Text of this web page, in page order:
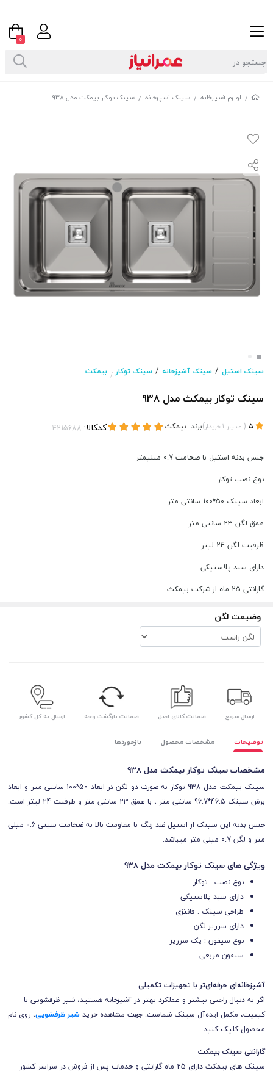
/ لوازم آشپزخانه / سینک آشپزخانه / سینک توکار بیمکث مدل 938
سینک استیل / سینک آشپزخانه / سینک توکار / بیمکث
سینک توکار بیمکث مدل 938
(امتیاز 1خریدار)برند: بیمکث کدکالا:
جنس بدنه استیل با ضخامت 0.7 میلیمتر
نوع نصب توکار
ابعاد سینک 50*100 سانتی متر
عمق لگن 23 سانتی متر
ظرفیت لگن 24 لیتر
دارای سبد پلاستیکی
گارانتی 25 ماه از شرکت بیمکث
وضیعت لگن
ارسال سریع ضمانت کالای اصل ضمانت بازگشت وجه ارسال به کل کشور
توضیحات مشخصات محصول بازخوردها
مشخصات سینک توکار بیمکث مدل 938
سینک بیمکث مدل 938 توکار به صورت دو لگن در ابعاد
50*100 سانتی متر و ابعاد
برش سینک 46.5*96.7 سانتی متر ،
با عمق 23 سانتی‌ متر و ظرفیت 24 لیتر
است.
جنس بدنه این سینک از استیل ضد زنگ با مقاومت بالا به ضخامت سینی 0.6 میلی
متر و لگن 0.7 میلی متر میباشد.
ویژگی های سینک توکار بیمکث مدل 938
نوع نصب : توکار
دارای سبد پلاستیکی
طراحی سینک : فانتزی
دارای سرریز لگن
نوع سیفون : یک سرریز
سیفون مربعی
آشپزخانه‌ای حرفه‌ای‌تر با تجهیزات تکمیلی
اگر به دنبال راحتی بیشتر و عملکرد بهتر در آشپزخانه هستید، شیر ظرفشویی با
کیفیت، مکمل ایده‌آل سینک شماست. جهت مشاهده خریدشیر ظرفشویی، روی نام
محصول کلیک کنید.
گارانتی سینک بیمکث
سینک های بیمکث دارای 25 ماه گارانتی و خدمات پس از فروش در سراسر کشور
0